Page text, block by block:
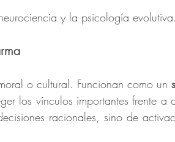
y la psicología evolutiva.
o cultural. Funcionan como un
los vínculos importantes frente a
racionales, sino de